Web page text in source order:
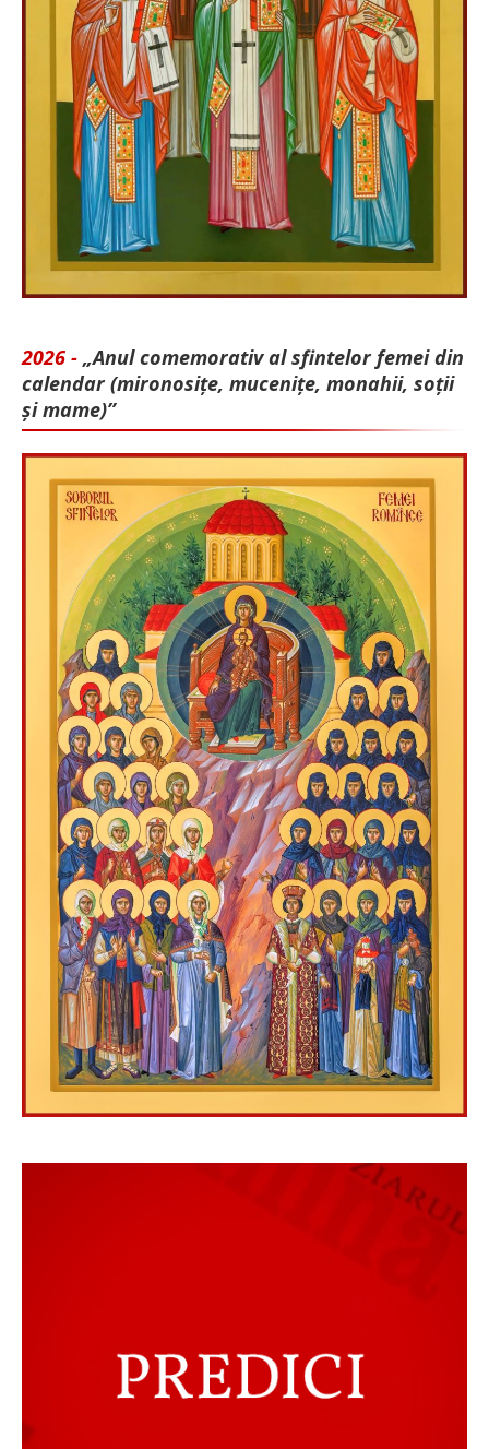
2026 - „Anul comemorativ al sfintelor femei din
calendar (mironosițe, mu­cenițe, monahii, soții
și mame)”